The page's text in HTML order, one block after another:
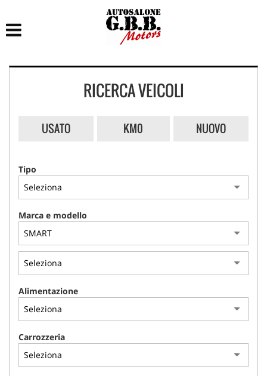
ACCESSORI E RICAMBI
ACQUISTIAMO USATO
CONTATTI
RICERCA VEICOLI
USATO KM0 NUOVO
Tipo
Marca e modello
Alimentazione
Carrozzeria